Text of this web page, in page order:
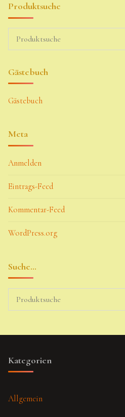
Produktsuche
Gästebuch
Gästebuch
Meta
Anmelden
Eintrags-Feed
Kommentar-Feed
WordPress.org
Suche…
Kategorien
Allgemein